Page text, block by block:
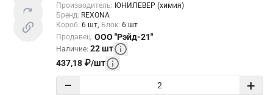
Производитель: ЮНИЛЕВЕР (химия)
Бренд: REXONA
Короб: 6 шт Блок: 6 шт
Продавец: ООО "Рэйд-21"
Наличие: 22шт
437,18 ₽/шт
− +